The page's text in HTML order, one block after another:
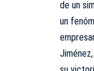
de un
un